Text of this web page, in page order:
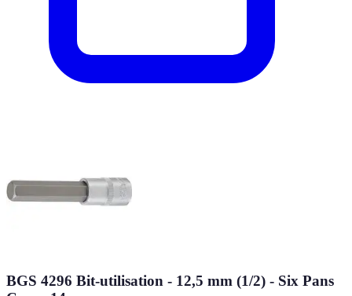
BGS 4296 Bit-utilisation - 12,5 mm (1/2) - Six Pans